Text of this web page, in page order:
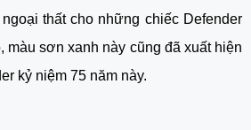
thất cho những chiếc Defender
màu sơn xanh này cũng đã xuất hiện
kỷ niệm 75 năm này.